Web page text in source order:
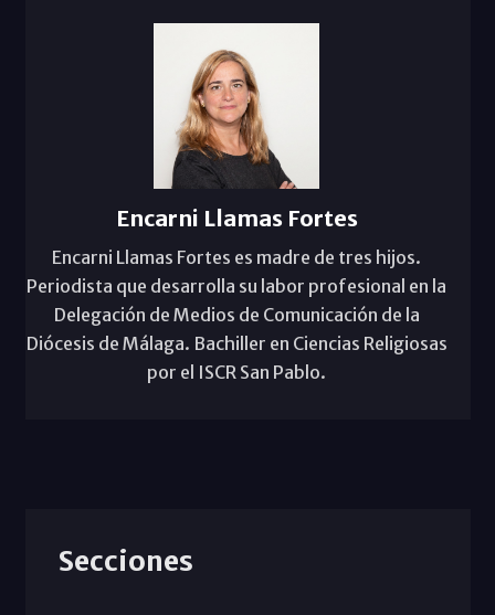
Encarni Llamas Fortes
Encarni Llamas Fortes es madre de tres hijos.
Periodista que desarrolla su labor profesional en la
Delegación de Medios de Comunicación de la
Diócesis de Málaga. Bachiller en Ciencias Religiosas
por el ISCR San Pablo.
Secciones